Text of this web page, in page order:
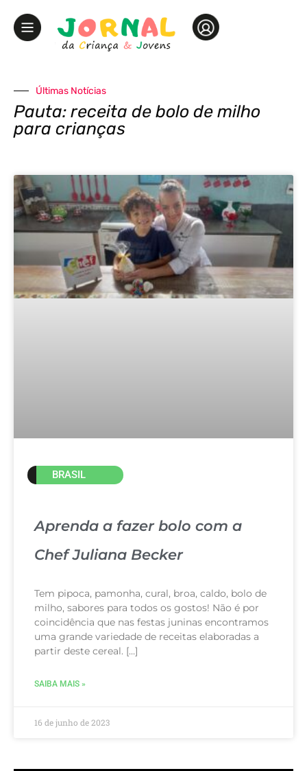
Últimas Notícias
Pauta: receita de bolo de milho
para crianças
BRASIL
Aprenda a fazer bolo com a
Chef Juliana Becker
Tem pipoca, pamonha, cural, broa, caldo, bolo de
milho, sabores para todos os gostos! Não é por
coincidência que nas festas juninas encontramos
uma grande variedade de receitas elaboradas a
partir deste cereal. […]
SAIBA MAIS »
16 de junho de 2023